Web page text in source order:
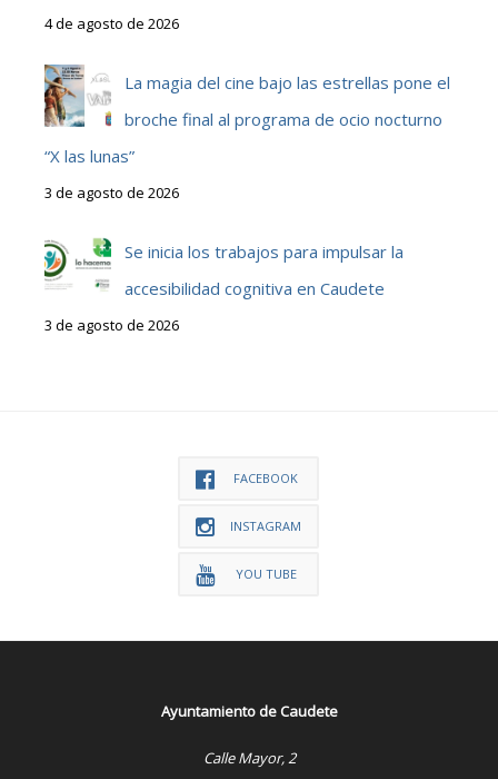
4 de agosto de 2026
La magia del cine bajo las estrellas pone el
broche final al programa de ocio nocturno
“X las lunas”
3 de agosto de 2026
Se inicia los trabajos para impulsar la
accesibilidad cognitiva en Caudete
3 de agosto de 2026
FACEBOOK
INSTAGRAM
YOU TUBE
Ayuntamiento de Caudete
Calle Mayor, 2